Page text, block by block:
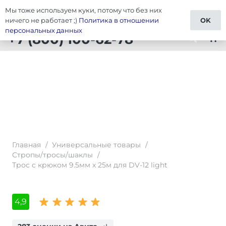
Тюнинг Универсальные товары
+7 (800) 100-62-78 shopping_cart
Главная / Универсальные товары /
Стропы/тросы/шаклы /
Трос с крюком 9.5мм х 25м для DV-12 light
4,9
Мы тоже используем куки, потому что без них
ничего не работает ;) Политика в отношении
персональных данных
OK